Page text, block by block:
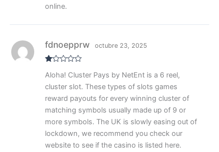
online.
al
or
ad
o
co
n
de
5
fdnoepprw octubre 23, 2025
Aloha! Cluster Pays by NetEnt is a 6 reel,
cluster slot. These types of slots games
reward payouts for every winning cluster of
matching symbols usually made up of 9 or
more symbols. The UK is slowly easing out of
lockdown, we recommend you check our
website to see if the casino is listed here.